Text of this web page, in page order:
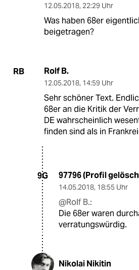
12.05.2018, 22:29 Uhr
Was haben 68er
beigetragen?
RB Rolf B.
12.05.2018, 14:59 Uhr
Sehr schöner Text.
68er an die Kritik der
DE wahrscheinlich
finden sind als in
9G 97796 (Profil
14.05.2018, 18:55 Uhr
@Rolf B.:
Die 68er waren
verratungswürdig.
Nikolai Nikitin